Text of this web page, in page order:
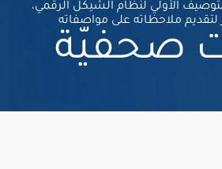
الأولي لنظام الشيكل الرقمي،
لتقديم ملاحظاته على مواصفاته
صحفيّة